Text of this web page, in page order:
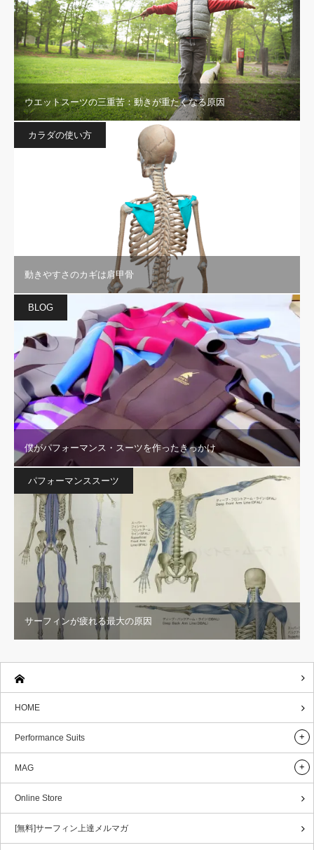
ウエットスーツの三重苦：動きが重たくなる原因
カラダの使い方
動きやすさのカギは肩甲骨
BLOG
僕がパフォーマンス・スーツを作ったきっかけ
パフォーマンススーツ
サーフィンが疲れる最大の原因
HOME
Performance Suits
MAG
Online Store
[無料]サーフィン上達メルマガ